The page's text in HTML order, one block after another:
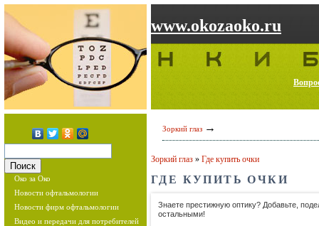
www.okozaoko.ru
Око за Око
Новости офтальмологии
Новости фирм офтальмологии
Видео и передачи для потребителей
Зоркий глаз →
Зоркий глаз » Где купить очки
ГДЕ КУПИТЬ ОЧКИ
Знаете престижную оптику? Добавьте,
остальными!